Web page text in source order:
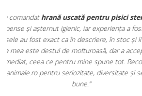
Apreciez foarte mult faptul că pe
doar hrană, ci și produse din
antiparazitare, suplimente și soluții de
comod să pot comanda tot ce am nevoie
dintr-un singur loc. Livrarea a fost rapidă,
originale și în termen. Magazin serios,
pentru orice stăpân de